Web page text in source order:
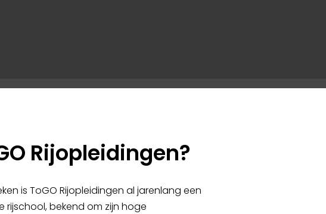
Rijopleidingen?
is ToGO Rijopleidingen al jarenlang een
bekend om zijn hoge